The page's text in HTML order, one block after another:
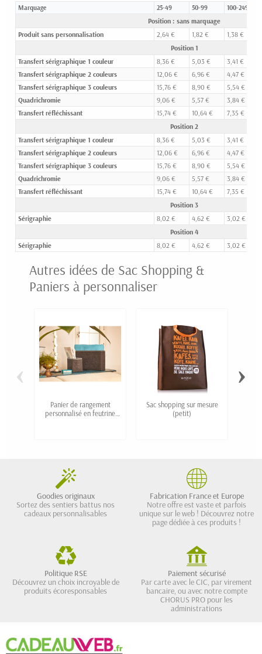
Marquage 25-49 50-99 100-249
Position : sans marquage
Produit sans personnalisation
2,64 € 1,82 €
1,38 €
Position 1
Transfert sérigraphique 1 couleur
8,36 € 5,03 €
3,41 €
Transfert sérigraphique 2 couleurs
12,06 € 6,96 €
4,47 €
Transfert sérigraphique 3 couleurs
15,76 € 8,90 €
5,54 €
Quadrichromie
9,06 € 5,57 €
3,84 €
Transfert réfléchissant
15,74 € 10,64 €
7,35 €
Position 2
Transfert sérigraphique 1 couleur
8,36 € 5,03 €
3,41 €
Transfert sérigraphique 2 couleurs
12,06 € 6,96 €
4,47 €
Transfert sérigraphique 3 couleurs
15,76 € 8,90 €
5,54 €
Quadrichromie
9,06 € 5,57 €
3,84 €
Transfert réfléchissant
15,74 € 10,64 €
7,35 €
Position 3
Sérigraphie
8,02 € 4,62 €
3,02 €
Position 4
Sérigraphie
8,02 € 4,62 € 3,02 €
Autres idées de Sac Shopping &
Paniers à personnaliser
Panier de rangement
personnalisé en feutrine
Sac shopping sur mesure
(petit)
‹ ›
Goodies originaux
Sortez des sentiers battus nos
cadeaux personnalisables
Fabrication France et Europe
Notre offre est vaste et parfois
unique sur le web ! Découvrez notre
page dédiée à ces produits !
Politique RSE
Découvrez un choix incroyable de
produits écoresponsables
Paiement sécurisé
Par carte avec le CIC, par virement
bancaire, ou avec notre compte
CHORUS PRO pour les
administrations